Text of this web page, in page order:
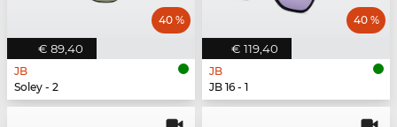
€ 89,40
40 %
JB
Soley - 2
€ 119,40
40 %
JB
JB 16 - 1